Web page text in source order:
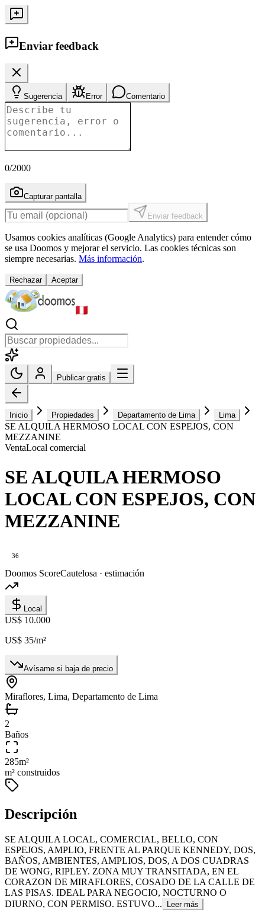
Enviar feedback
Sugerencia Error Comentario
0/2000
Capturar pantalla
Enviar feedback
Usamos cookies analíticas (Google Analytics) para entender cómo
se usa Doomos y mejorar el servicio. Las cookies técnicas son
siempre necesarias. Más información.
Rechazar Aceptar
Publicar gratis
Inicio Propiedades Departamento de Lima Lima
SE ALQUILA HERMOSO LOCAL CON ESPEJOS, CON
MEZZANINE
VentaLocal comercial
SE ALQUILA HERMOSO
LOCAL CON ESPEJOS, CON
MEZZANINE
36
Doomos ScoreCautelosa · estimación
Local
US$ 10.000
US$ 35/m²
Avísame si baja de precio
Miraflores, Lima, Departamento de Lima
2
Baños
285m²
m² construidos
Descripción
SE ALQUILA LOCAL, COMERCIAL, BELLO, CON
ESPEJOS, AMPLIO, FRENTE AL PARQUE KENNEDY, DOS,
BAÑOS, AMBIENTES, AMPLIOS, DOS, A DOS CUADRAS
DE WONG, RIPLEY. ZONA MUY TRANSITADA, EN EL
CORAZON DE MIRAFLORES, COSADO DE LA CALLE DE
LAS PISAS. IDEAL PARA NEGOCIO, NOCTURNO O
DIURNO, CON PERMISO. ESTUVO...
Leer más